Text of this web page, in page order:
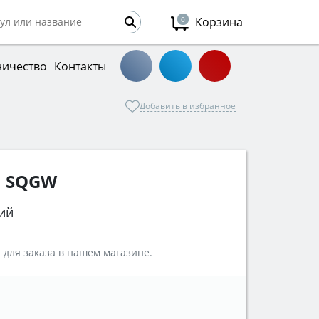
0 Корзина
Контакты
Добавить в избранное
заказа в нашем магазине.